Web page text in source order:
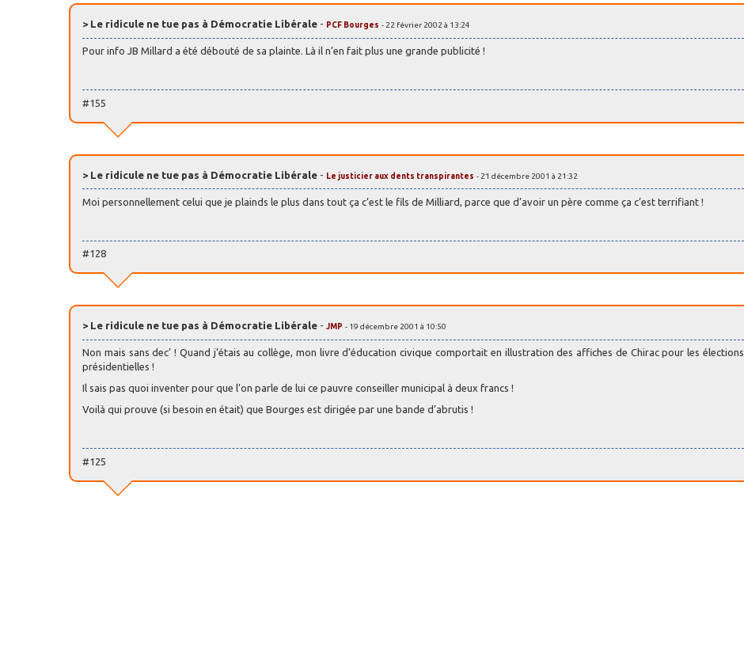
> Le ridicule ne tue pas à Démocratie Libérale - PCF Bourges - 22 février 2002 à 13:24
Pour info JB Millard a été débouté de sa plainte. Là il n’en fait plus une grande publicité !
#155
> Le ridicule ne tue pas à Démocratie Libérale - Le justicier aux dents transpirantes - 21 décembre 2001 à 21:32
Moi personnellement celui que je plainds le plus dans tout ça c’est le fils de Milliard, parce que d’avoir un père comme ça c’est terrifiant !
#128
> Le ridicule ne tue pas à Démocratie Libérale - JMP - 19 décembre 2001 à 10:50
Non mais sans dec’ ! Quand j’étais au collège, mon livre d’éducation civique comportait en illustration des affiches de Chirac pour les élections
présidentielles !
Il sais pas quoi inventer pour que l’on parle de lui ce pauvre conseiller municipal à deux francs !
Voilà qui prouve (si besoin en était) que Bourges est dirigée par une bande d’abrutis !
#125